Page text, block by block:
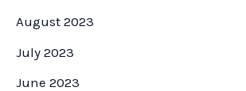
August 2023
July 2023
June 2023